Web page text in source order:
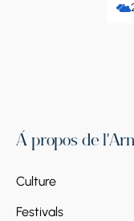
À propos de
Culture
Festivals